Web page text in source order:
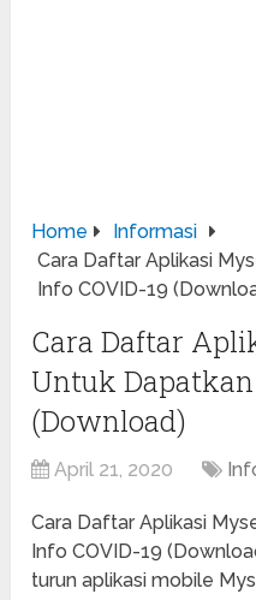
Home
Informasi
Cara Daftar Aplikasi
Info COVID-19
Cara Daftar
Untuk Dapatkan
(Download)
April 21, 2020
Cara Daftar Aplikasi
Info COVID-19
turun aplikasi mobile